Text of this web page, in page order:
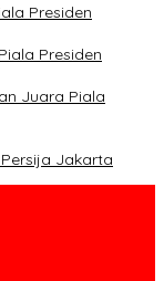
Presiden
Presiden
Juara Piala
Jakarta